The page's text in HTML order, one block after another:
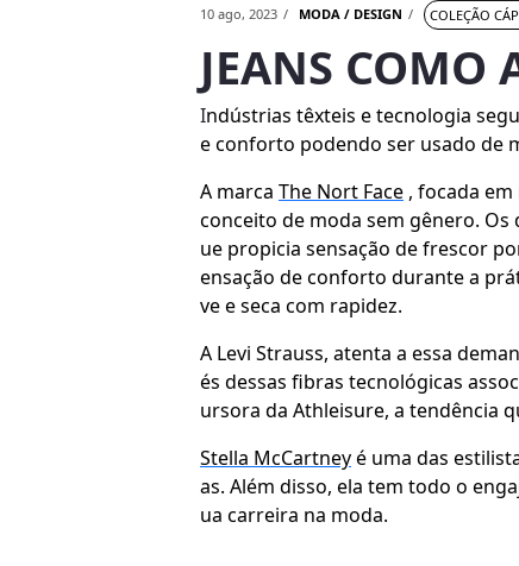
10 ago, 2023 MODA / DESIGN COLEÇÃO
JEANS COMO
Indústrias têxteis e tecnologia
e conforto podendo ser usado de
A marca The Nort Face , focada
conceito de moda sem gênero.
ue propicia sensação de frescor
ensação de conforto durante a
ve e seca com rapidez.
A Levi Strauss, atenta a essa
és dessas fibras tecnológicas
ursora da Athleisure, a tendência
Stella McCartneyé uma das
as. Além disso, ela tem todo o
ua carreira na moda.